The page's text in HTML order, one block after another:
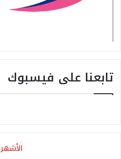
تابعنا على فيسبوك
الأشهر